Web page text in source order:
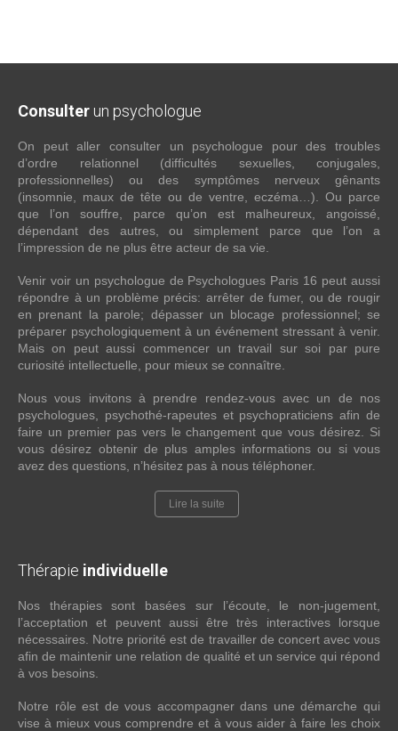
Consulter un psychologue
On peut aller consulter un psychologue pour des troubles
d’ordre relationnel (difficultés sexuelles, conjugales,
professionnelles) ou des symptômes nerveux gênants
(insomnie, maux de tête ou de ventre, eczéma…). Ou parce
que l’on souffre, parce qu’on est malheureux, angoissé,
dépendant des autres, ou simplement parce que l’on a
l’impression de ne plus être acteur de sa vie.
Venir voir un psychologue de Psychologues Paris 16 peut aussi
répondre à un problème précis: arrêter de fumer, ou de rougir
en prenant la parole; dépasser un blocage professionnel; se
préparer psychologiquement à un événement stressant à venir.
Mais on peut aussi commencer un travail sur soi par pure
curiosité intellectuelle, pour mieux se connaître.
Nous vous invitons à prendre rendez-vous avec un de nos
psychologues, psychothé-rapeutes et psychopraticiens afin de
faire un premier pas vers le changement que vous désirez. Si
vous désirez obtenir de plus amples informations ou si vous
avez des questions, n’hésitez pas à nous téléphoner.
Lire la suite
Thérapie individuelle
Nos thérapies sont basées sur l’écoute, le non-jugement,
l’acceptation et peuvent aussi être très interactives lorsque
nécessaires. Notre priorité est de travailler de concert avec vous
afin de maintenir une relation de qualité et un service qui répond
à vos besoins.
Notre rôle est de vous accompagner dans une démarche qui
vise à mieux vous comprendre et à vous aider à faire les choix